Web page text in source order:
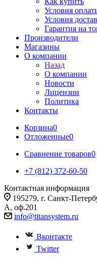
Условия
Условия
Гарантия на
Производители
Магазины
О компании
Назад
О компании
Новости
Лицензии
Политика
Контакты
Корзина0
Отложенные0
Сравнение товаров0
+7 (812) 372-60-50
Контактная информация
195279, г. Санкт-
А, оф.201
info@titansystem.ru
Вконтакте
Twitter